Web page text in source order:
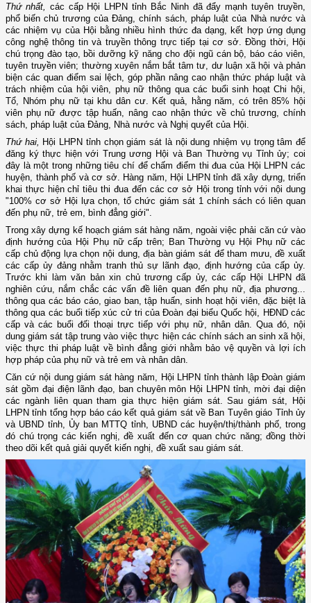
Thứ nhất, các cấp Hội LHPN tỉnh Bắc Ninh đã đẩy mạnh tuyên truyền,
phổ biến chủ trương của Đảng, chính sách, pháp luật của Nhà nước và
các nhiệm vụ của Hội bằng nhiều hình thức đa dạng, kết hợp ứng dụng
công nghệ thông tin và truyền thông trực tiếp tại cơ sở. Đồng thời, Hội
chú trọng đào tạo, bồi dưỡng kỹ năng cho đội ngũ cán bộ, báo cáo viên,
tuyên truyền viên; thường xuyên nắm bắt tâm tư, dư luận xã hội và phản
biện các quan điểm sai lệch, góp phần nâng cao nhận thức pháp luật và
trách nhiệm của hội viên, phụ nữ thông qua các buổi sinh hoạt Chi hội,
Tổ, Nhóm phụ nữ tại khu dân cư. Kết quả, hằng năm, có trên 85% hội
viên phụ nữ được tập huấn, nâng cao nhận thức về chủ trương, chính
sách, pháp luật của Đảng, Nhà nước và Nghị quyết của Hội.
Thứ hai, Hội LHPN tỉnh chọn giám sát là nội dung nhiệm vụ trọng tâm để
đăng ký thực hiện với Trung ương Hội và Ban Thường vụ Tỉnh ủy; coi
đây là một trong những tiêu chí để chấm điểm thi đua của Hội LHPN các
huyện, thành phố và cơ sở. Hàng năm, Hội LHPN tỉnh đã xây dựng, triển
khai thực hiện chỉ tiêu thi đua đến các cơ sở Hội trong tỉnh với nội dung
"100% cơ sở Hội lựa chọn, tổ chức giám sát 1 chính sách có liên quan
đến phụ nữ, trẻ em, bình đẳng giới".
Trong xây dựng kế hoạch giám sát hàng năm, ngoài việc phải căn cứ vào
định hướng của Hội Phụ nữ cấp trên; Ban Thường vụ Hội Phụ nữ các
cấp chủ động lựa chọn nội dung, địa bàn giám sát để tham mưu, đề xuất
các cấp ủy đảng nhằm tranh thủ sự lãnh đạo, định hướng của cấp ủy.
Trước khi làm văn bản xin chủ trương cấp ủy, các cấp Hội LHPN đã
nghiên cứu, nắm chắc các vấn đề liên quan đến phụ nữ, địa phương...
thông qua các báo cáo, giao ban, tập huấn, sinh hoạt hội viên, đặc biệt là
thông qua các buổi tiếp xúc cử tri của Đoàn đại biểu Quốc hội, HĐND các
cấp và các buổi đối thoại trực tiếp với phụ nữ, nhân dân. Qua đó, nội
dung giám sát tập trung vào việc thực hiện các chính sách an sinh xã hội,
việc thực thi pháp luật về bình đẳng giới nhằm bảo vệ quyền và lợi ích
hợp pháp của phụ nữ và trẻ em và nhân dân.
Căn cứ nội dung giám sát hàng năm, Hội LHPN tỉnh thành lập Đoàn giám
sát gồm đại điện lãnh đạo, ban chuyên môn Hội LHPN tỉnh, mời đại diện
các ngành liên quan tham gia thực hiện giám sát. Sau giám sát, Hội
LHPN tỉnh tổng hợp báo cáo kết quả giám sát về Ban Tuyên giáo Tỉnh ủy
và UBND tỉnh, Ủy ban MTTQ tỉnh, UBND các huyện/thị/thành phố, trong
đó chú trọng các kiến nghị, đề xuất đến cơ quan chức năng; đồng thời
theo dõi kết quả giải quyết kiến nghị, đề xuất sau giám sát.